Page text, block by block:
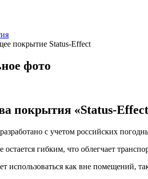
покрытие Status-Effect
фото
покрытия «Status-
с учетом российских
гибким, что облегчает
использоваться как вне помещений,